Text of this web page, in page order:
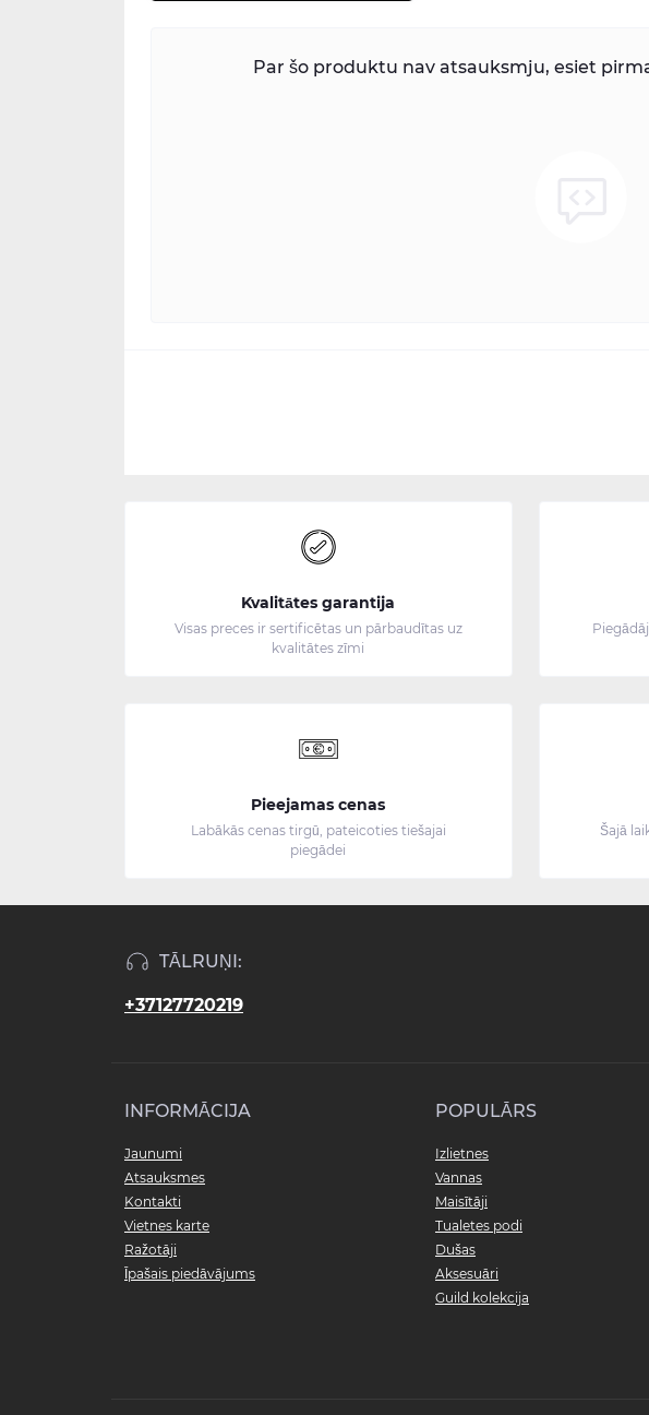
Par šo produktu nav atsauksmju, esiet
Kvalitātes garantija
Visas preces ir sertificētas un pārbaudītas uz
kvalitātes zīmi
Pieejamas cenas
Labākās cenas tirgū, pateicoties tiešajai
piegādei
Šajā
TĀLRUŅI:
+37127720219
INFORMĀCIJA
Jaunumi
Atsauksmes
Kontakti
Vietnes karte
Ražotāji
Īpašais piedāvājums
POPULĀRS
Izlietnes
Vannas
Maisītāji
Tualetes podi
Dušas
Aksesuāri
Guild kolekcija